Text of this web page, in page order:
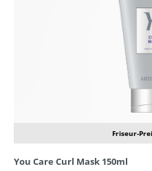
Friseur-
You Care Curl Mask 150ml